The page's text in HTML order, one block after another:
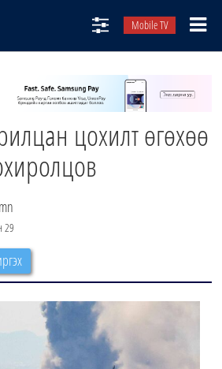
Mobile TV
цохилт өгөхөө
29